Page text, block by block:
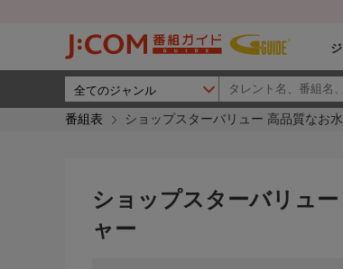
番組表 ショップスターバリュー 高品質なお
ショップスターバリュ
ャー